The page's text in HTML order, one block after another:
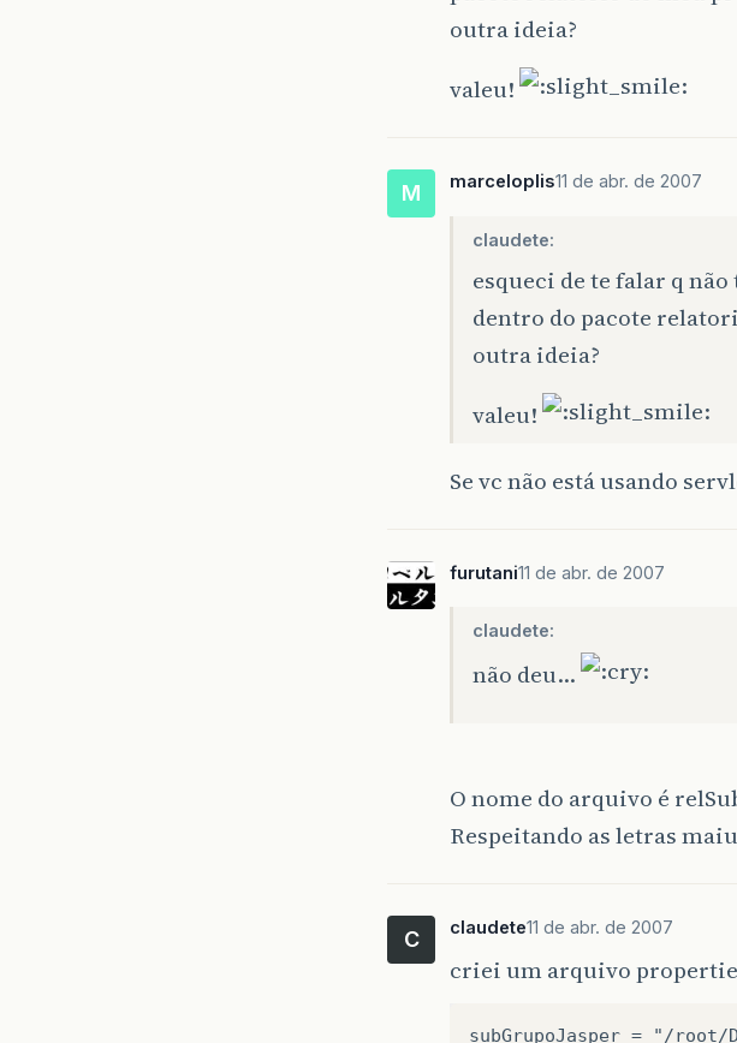
outra ideia?
valeu!
M marceloplis11 de abr. de 2007
claudete:
esqueci de te falar q
dentro do pacote
outra ideia?
valeu!
Se vc não está usando
furutani11 de abr. de 2007
claudete:
não deu…
O nome do arquivo é
Respeitando as letras
C claudete11 de abr. de 2007
criei um arquivo